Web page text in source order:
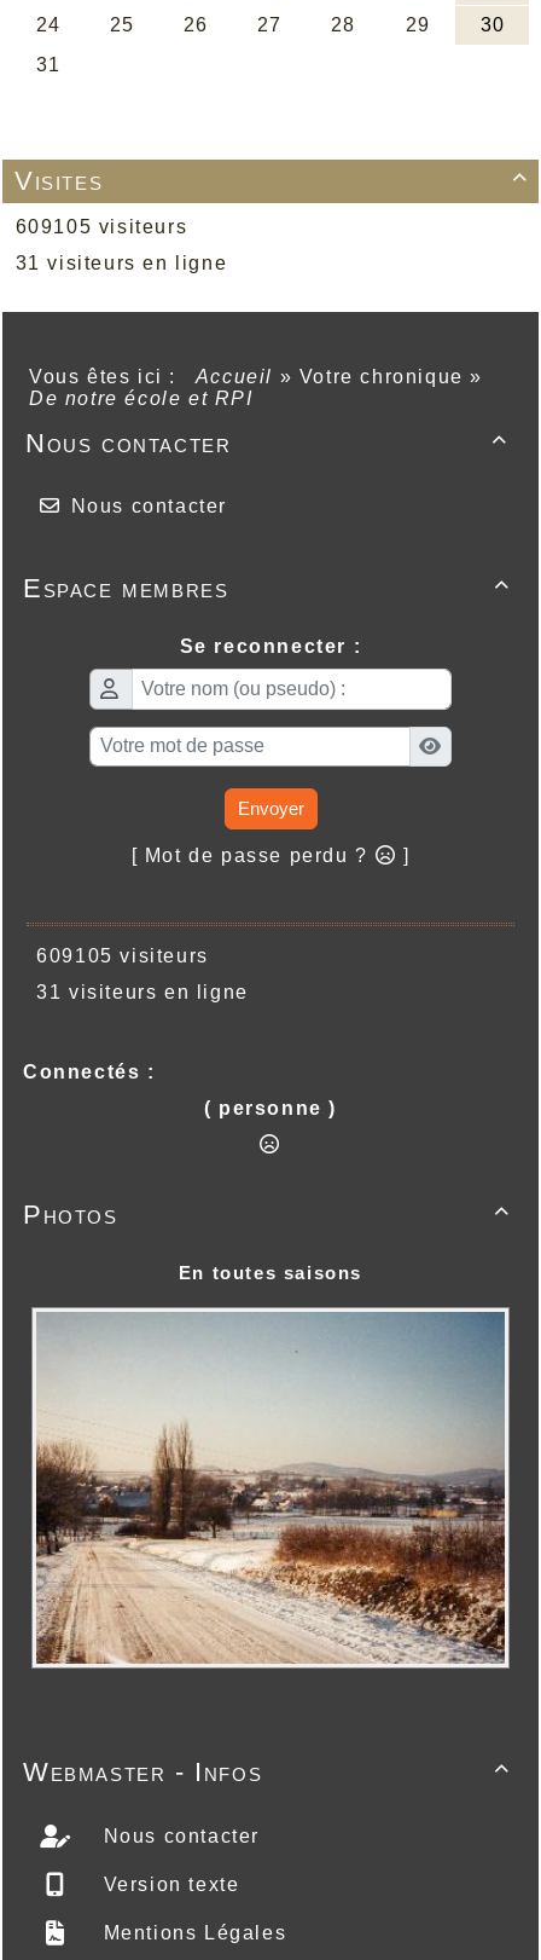

Visites
609105 visiteurs
31 visiteurs en ligne
Vous êtes ici : Accueil » Votre chronique »
De notre école et RPI

Nous contacter
Nous contacter

Espace membres
Se reconnecter :
Envoyer
[ Mot de passe perdu ? ]
609105 visiteurs
31 visiteurs en ligne
Connectés :
( personne )

Photos
En toutes saisons

Webmaster - Infos
Nous contacter
Version texte
Mentions Légales